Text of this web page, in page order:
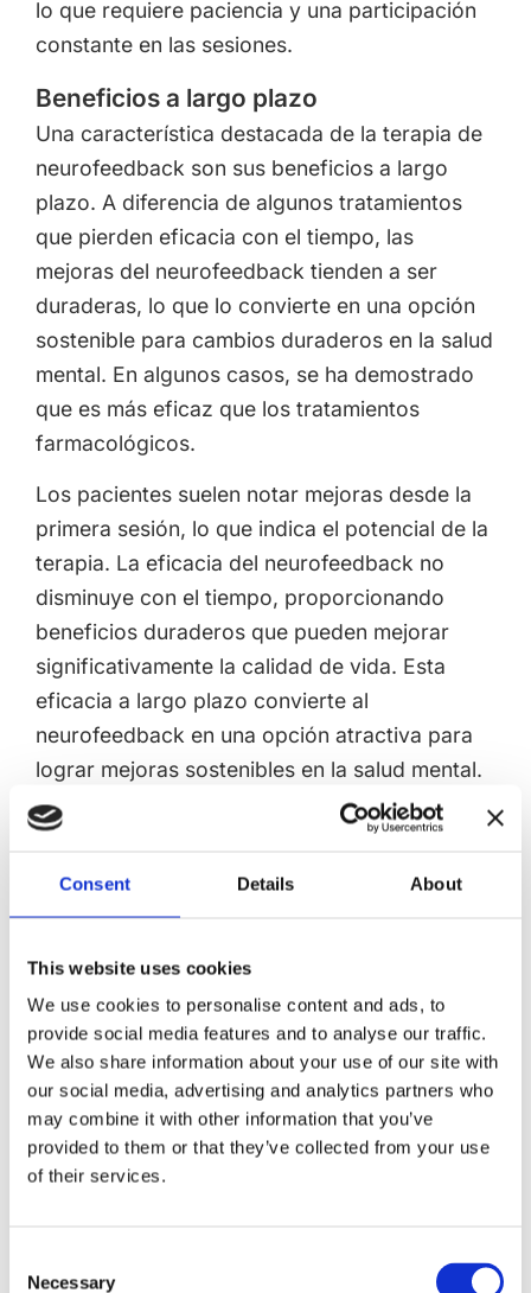
Consent Details About
This website uses cookies
We use cookies to personalise content and ads, to
provide social media features and to analyse our traffic.
We also share information about your use of our site with
our social media, advertising and analytics partners who
may combine it with other information that you’ve
provided to them or that they’ve collected from your use
of their services.
Selection
Necessary
lo que requiere paciencia y una participación
constante en las sesiones.
Beneficios a largo plazo
Una característica destacada de la terapia de
neurofeedback son sus beneficios a largo
plazo. A diferencia de algunos tratamientos
que pierden eficacia con el tiempo, las
mejoras del neurofeedback tienden a ser
duraderas, lo que lo convierte en una opción
sostenible para cambios duraderos en la salud
mental. En algunos casos, se ha demostrado
que es más eficaz que los tratamientos
farmacológicos.
Los pacientes suelen notar mejoras desde la
primera sesión, lo que indica el potencial de la
terapia. La eficacia del neurofeedback no
disminuye con el tiempo, proporcionando
beneficios duraderos que pueden mejorar
significativamente la calidad de vida. Esta
eficacia a largo plazo convierte al
neurofeedback en una opción atractiva para
lograr mejoras sostenibles en la salud mental.
Seguro para todas las edades
todas las edades, desde niños hasta adultos.
Su adaptabilidad la convierte en una opción
de tratamiento versátil para una amplia gama
de grupos de edad. Ya sea para ayudar a un
niño a mejorar la concentración y el
comportamiento o para mejorar la función
cognitiva en adultos mayores, la terapia de
neurofeedback ofrece una solución segura y
eficaz.
accesibles, la terapia de neurofeedback es